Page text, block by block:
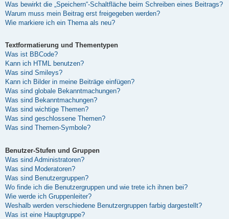
Was bewirkt die „Speichern“-Schaltfläche beim Schreiben eines Beitrags?
Warum muss mein Beitrag erst freigegeben werden?
Wie markiere ich ein Thema als neu?
Textformatierung und Thementypen
Was ist BBCode?
Kann ich HTML benutzen?
Was sind Smileys?
Kann ich Bilder in meine Beiträge einfügen?
Was sind globale Bekanntmachungen?
Was sind Bekanntmachungen?
Was sind wichtige Themen?
Was sind geschlossene Themen?
Was sind Themen-Symbole?
Benutzer-Stufen und Gruppen
Was sind Administratoren?
Was sind Moderatoren?
Was sind Benutzergruppen?
Wo finde ich die Benutzergruppen und wie trete ich ihnen bei?
Wie werde ich Gruppenleiter?
Weshalb werden verschiedene Benutzergruppen farbig dargestellt?
Was ist eine Hauptgruppe?